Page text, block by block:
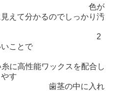
色が
えて分かるのでしっかり汚
2
ことで
に高性能ワックスを配合し
す
中に入れ